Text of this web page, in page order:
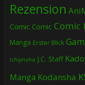
Rezension
Comic Comic Comic
Manga Erster Blick
Ichijinsha J.C. Staff
Manga Kodansha